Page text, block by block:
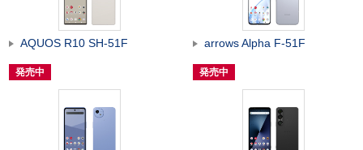
AQUOS R10 SH-51F
発売中
arrows Alpha F-51F
発売中